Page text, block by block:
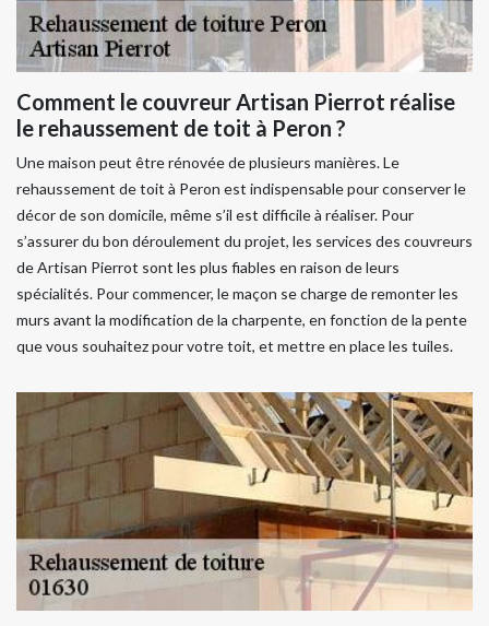
Comment le couvreur Artisan Pierrot réalise
le rehaussement de toit à Peron ?
Une maison peut être rénovée de plusieurs manières. Le
rehaussement de toit à Peron est indispensable pour conserver le
décor de son domicile, même s’il est difficile à réaliser. Pour
s’assurer du bon déroulement du projet, les services des couvreurs
de Artisan Pierrot sont les plus fiables en raison de leurs
spécialités. Pour commencer, le maçon se charge de remonter les
murs avant la modification de la charpente, en fonction de la pente
que vous souhaitez pour votre toit, et mettre en place les tuiles.